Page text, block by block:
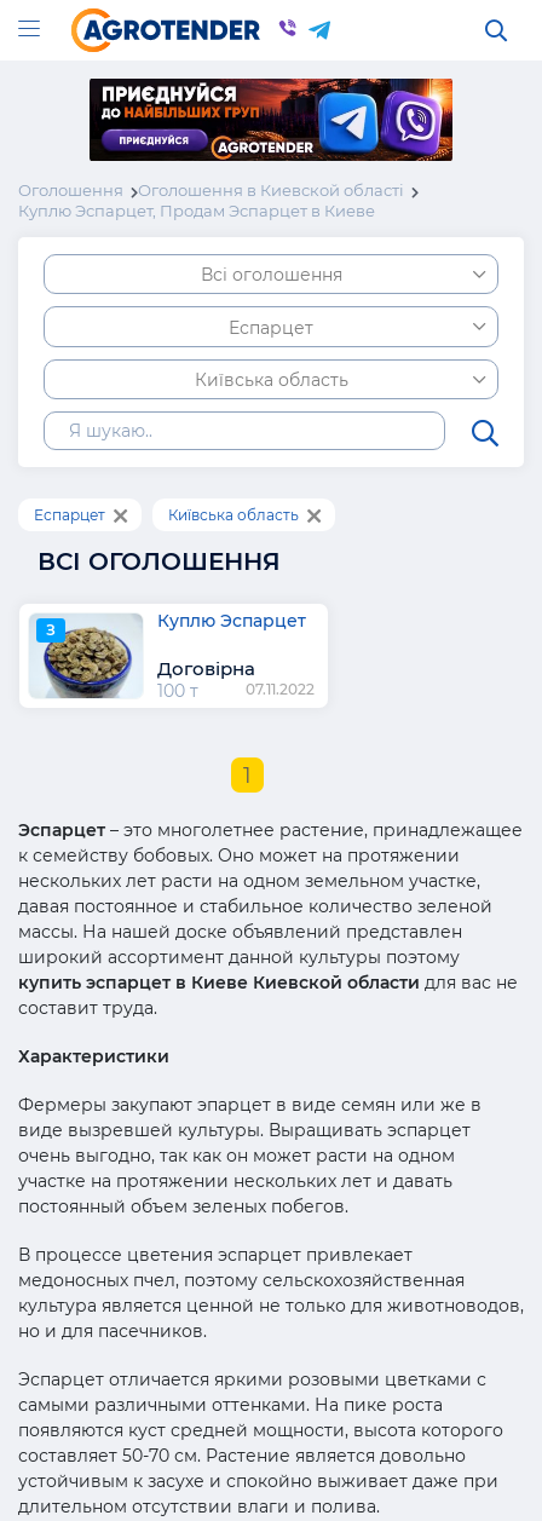
Оголошення
Оголошення в Киевской області
Куплю Эспарцет, Продам Эспарцет в Киеве
Всі оголошення
Еспарцет
Київська область
Еспарцет Київська область
ВСІ ОГОЛОШЕННЯ
З Куплю Эспарцет
Договірна
100 т 07.11.2022
1
Эспарцет – это многолетнее растение, принадлежащее
к семейству бобовых. Оно может на протяжении
нескольких лет расти на одном земельном участке,
давая постоянное и стабильное количество зеленой
массы. На нашей доске объявлений представлен
широкий ассортимент данной культуры поэтому
купить эспарцет в Киеве Киевской области для вас не
составит труда.
Характеристики
Фермеры закупают эпарцет в виде семян или же в
виде вызревшей культуры. Выращивать эспарцет
очень выгодно, так как он может расти на одном
участке на протяжении нескольких лет и давать
постоянный объем зеленых побегов.
В процессе цветения эспарцет привлекает
медоносных пчел, поэтому сельскохозяйственная
культура является ценной не только для животноводов,
но и для пасечников.
Эспарцет отличается яркими розовыми цветками с
самыми различными оттенками. На пике роста
появляются куст средней мощности, высота которого
составляет 50-70 см. Растение является довольно
устойчивым к засухе и спокойно выживает даже при
длительном отсутствии влаги и полива.